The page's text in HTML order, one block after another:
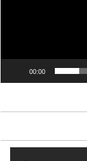
00:00